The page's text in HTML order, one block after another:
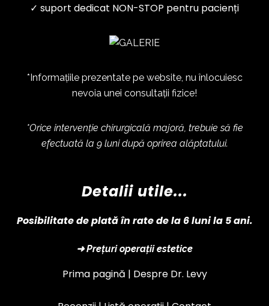
✓ suport dedicat NON-STOP pentru pacienți
*Informațiile prezentate pe website, nu înlocuiesc
nevoia unei consultații fizice!
*Orice intervenție chirurgicală majoră, trebuie să fie
efectuată la 9 luni după oprirea alăptatului.
Detalii utile...
Posibilitate de plată în rate de la 6 luni la 5 ani.
➜ Prețuri operații estetice
Prima pagină | Despre Dr. Levy